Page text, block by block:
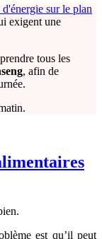
sur le plan
exigent une
tous les
, afin de
est qu’il peut